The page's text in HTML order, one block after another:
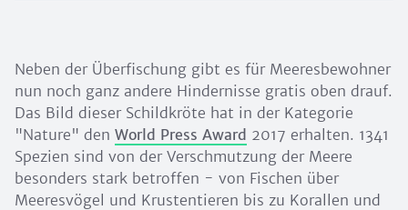
Neben der Überfischung gibt es für Meeresbewohner
nun noch ganz andere Hindernisse gratis oben drauf.
Das Bild dieser Schildkröte hat in der Kategorie
"Nature" den World Press Award 2017 erhalten. 1341
Spezien sind von der Verschmutzung der Meere
besonders stark betroffen - von Fischen über
Meeresvögel und Krustentieren bis zu Korallen und